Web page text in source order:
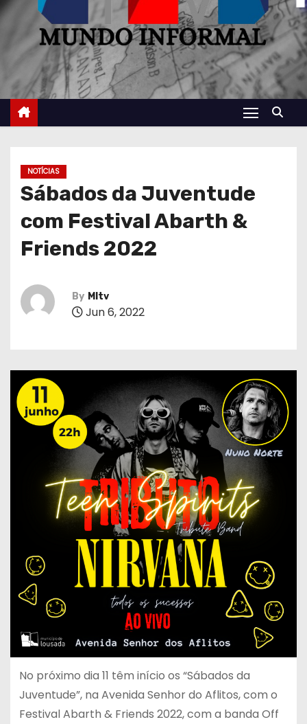
NOTÍCIAS
Sábados da Juventude
com Festival Abarth &
Friends 2022
By MItv
Jun 6, 2022
No próximo dia 11 têm início os “Sábados da
Juventude”, na Avenida Senhor do Aflitos, com o
Festival Abarth & Friends 2022, com a banda Off